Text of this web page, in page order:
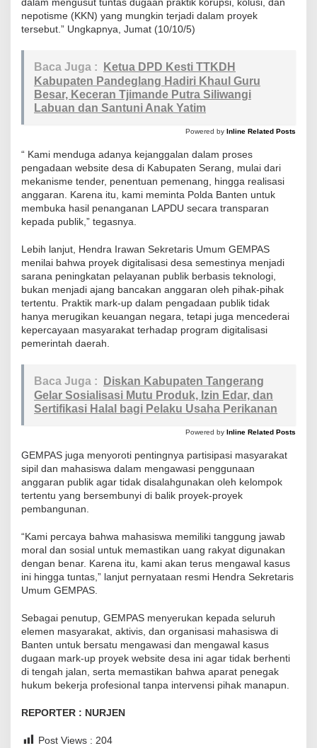
L
a
d
u
,
u
g
a
a
n
r
k
-
U
p
s
i
D
s
b
u
t
e
n
nepotisme (KKN) yang mungkin terjadi dalam proyek
tersebut.” Ungkapnya, Jumat (10/10/5)
Baca Juga :
Ketua DPD Kesti TTKDH
Kabupaten Pandeglang Hadiri Khaul Guru
Besar, Keceran Tjimande Putra Siliwangi
Labuan dan Santuni Anak Yatim
Powered by Inline Related Posts
“ Kami menduga adanya kejanggalan dalam proses
pengadaan website desa di Kabupaten Serang, mulai dari
mekanisme tender, penentuan pemenang, hingga realisasi
anggaran. Karena itu, kami meminta Polda Banten untuk
membuka hasil penanganan LAPDU secara transparan
kepada publik,” tegasnya.
Lebih lanjut, Hendra Irawan Sekretaris Umum GEMPAS
menilai bahwa proyek digitalisasi desa semestinya menjadi
sarana peningkatan pelayanan publik berbasis teknologi,
bukan menjadi ajang bancakan anggaran oleh pihak-pihak
tertentu. Praktik mark-up dalam pengadaan publik tidak
hanya merugikan keuangan negara, tetapi juga mencederai
kepercayaan masyarakat terhadap program digitalisasi
pemerintah daerah.
Baca Juga :
Diskan Kabupaten Tangerang
Gelar Sosialisasi Mutu Produk, Izin Edar, dan
Sertifikasi Halal bagi Pelaku Usaha Perikanan
Powered by Inline Related Posts
GEMPAS juga menyoroti pentingnya partisipasi masyarakat
sipil dan mahasiswa dalam mengawasi penggunaan
anggaran publik agar tidak disalahgunakan oleh kelompok
tertentu yang bersembunyi di balik proyek-proyek
pembangunan.
“Kami percaya bahwa mahasiswa memiliki tanggung jawab
moral dan sosial untuk memastikan uang rakyat digunakan
dengan benar. Karena itu, kami akan terus mengawal kasus
ini hingga tuntas,” lanjut pernyataan resmi Hendra Sekretaris
Umum GEMPAS.
Sebagai penutup, GEMPAS menyerukan kepada seluruh
elemen masyarakat, aktivis, dan organisasi mahasiswa di
Banten untuk bersatu mengawasi dan mengawal kasus
dugaan mark-up proyek website desa ini agar tidak berhenti
di tengah jalan, serta memastikan bahwa aparat penegak
hukum bekerja profesional tanpa intervensi pihak manapun.
REPORTER : NURJEN
Post Views : 204